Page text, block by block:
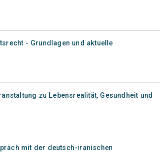
- Grundlagen und aktuelle
zu Lebensrealität, Gesundheit und
mit der deutsch-iranischen